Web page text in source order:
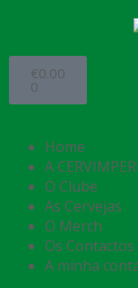
€0.00
0
Home
A
O Clube
As Cervejas
O Merch
Os Contactos
A minha